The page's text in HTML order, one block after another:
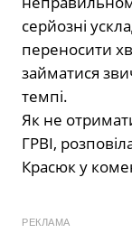
серйозні
переносити
займатися
темпі.
Як не
ГРВІ,
Красюк у
РЕКЛАМА